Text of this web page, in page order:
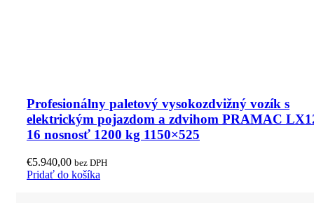
Profesionálny paletový vysokozdvižný vozík s
elektrickým pojazdom a zdvihom PRAMAC
16 nosnosť 1200 kg 1150×525
€5.940,00 bez DPH
Pridať do košíka